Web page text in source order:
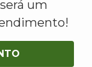
um